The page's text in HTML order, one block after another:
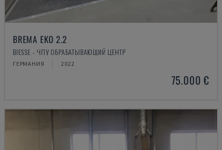
BREMA EKO 2.2
BIESSE - ЧПУ ОБРАБАТЫВАЮЩИЙ ЦЕНТР
ГЕРМАНИЯ 2022
75.000 €